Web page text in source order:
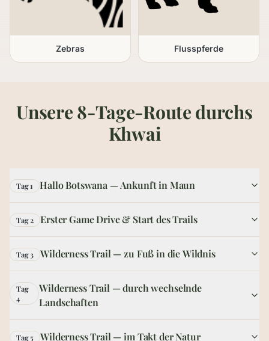
Zebras Flusspferde
Unsere 8-Tage-Route durchs
Khwai
Tag 1 Hallo Botswana — Ankunft in Maun
Tag 2 Erster Game Drive & Start des Trails
Tag 3 Wilderness Trail — zu Fuß in die Wildnis
Tag
4
Wilderness Trail — durch wechselnde
Landschaften
Tag 5 Wilderness Trail — im Takt der Natur